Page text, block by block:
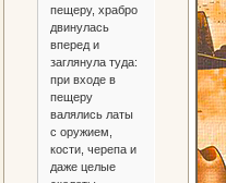
пещеру, храбро
двинулась
вперед и
заглянула туда:
при входе в
пещеру
валялись латы
с оружием,
кости, черепа и
даже целые